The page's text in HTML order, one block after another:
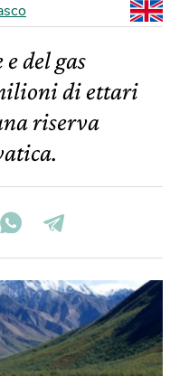
del gas
di ettari
riserva